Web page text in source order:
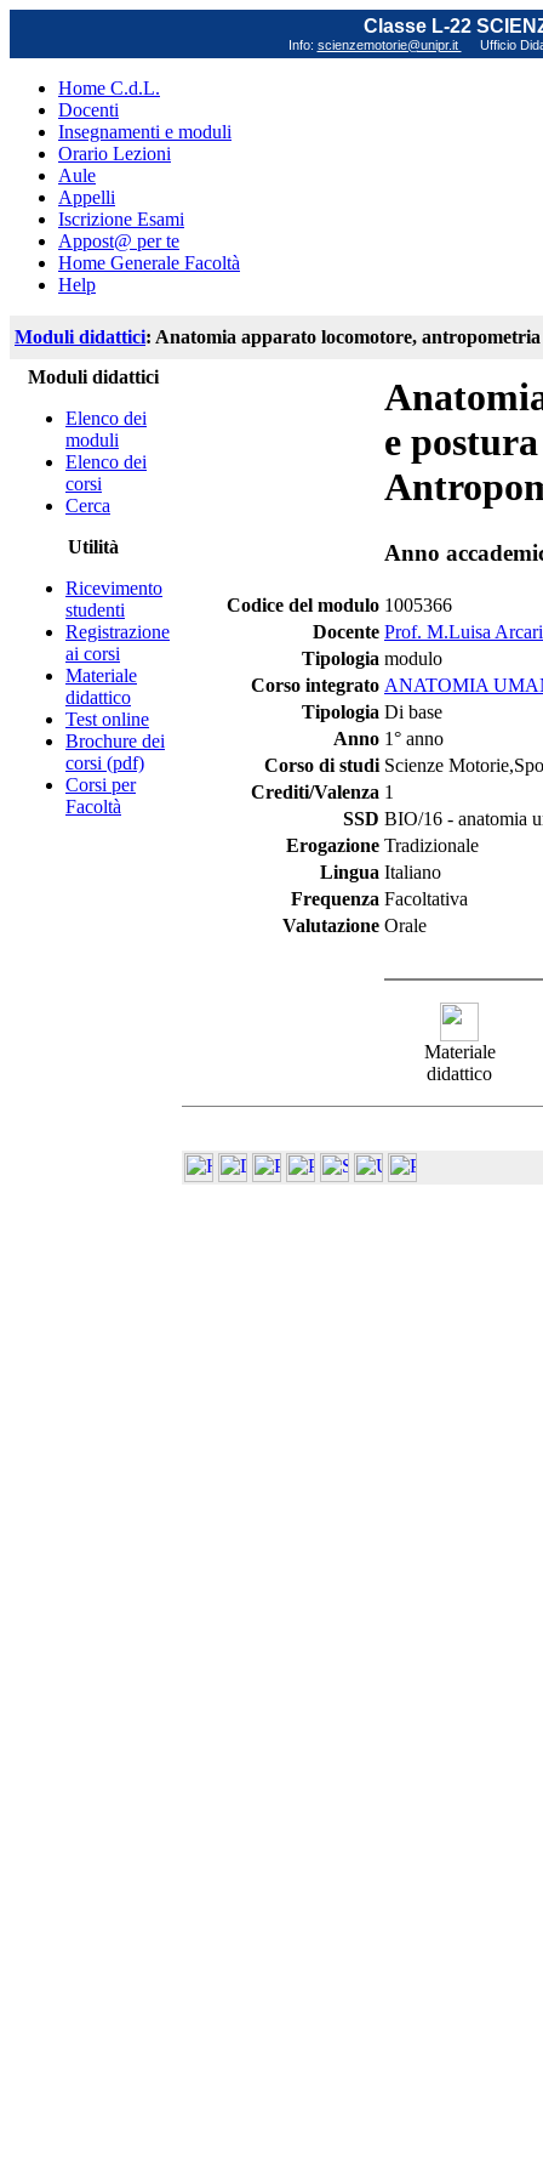
Classe L-22
Info: scienzemotorie@unipr.it Ufficio
Home C.d.L.
Docenti
Insegnamenti e moduli
Orario Lezioni
Aule
Appelli
Iscrizione Esami
Appost@ per te
Home Generale Facoltà
Help
Moduli didattici: Anatomia apparato locomotore,
Moduli didattici
Elenco dei
moduli
Elenco dei
corsi
Cerca
Utilità
Ricevimento
studenti
Registrazione
ai corsi
Materiale
didattico
Test online
Brochure dei
corsi (pdf)
Corsi per
Facoltà
e
Anno
Codice del modulo 1005366
Docente Prof. M.Luisa Arcari
Tipologia modulo
Corso integrato ANATOMIA
Tipologia Di base
Anno 1° anno
Corso di studi Scienze
Crediti/Valenza 1
SSD BIO/16 - anatomia
Erogazione Tradizionale
Lingua Italiano
Frequenza Facoltativa
Valutazione Orale
Materiale
didattico